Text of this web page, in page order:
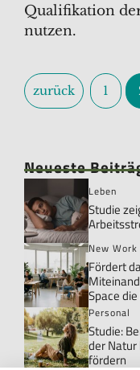
Qualifikation
nutzen.
zurück 1
Neueste
Leben
Studie
New Work
Fördert
Space
Personal
Studie:
der Natur
fördern